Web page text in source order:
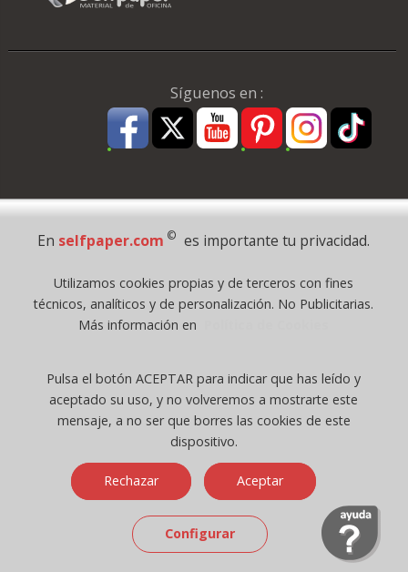
Síguenos en :
Pago Seguro
Todos los derechos reservados
©selfpaper.com, y las webs de ©gruposelfpaper.org están gestionadas, y
Registro Mercantil de Valencia ( España ) CEE:
Tomo 7263, Libro 4565, Folio 1, Sección 8, Hoja V-85203.
Móvil / Tablet - Bot mozilla/5.0 (linux; android 14; pixel 8)
applewebkit/537.36 (khtml, like gecko) chrome/131.0.0.0 mobile
Chrome
Ip: 216.73.217.7 -
↑ 896 → 448 ppp
En selfpaper.com © es importante tu privacidad.
Utilizamos cookies propias y de terceros con fines
técnicos, analíticos y de personalización. No Publicitarias.
Más información en
Pulsa el botón ACEPTAR para indicar que has leído y
aceptado su uso, y no volveremos a mostrarte este
mensaje, a no ser que borres las cookies de este
dispositivo.
Rechazar Aceptar
Configurar